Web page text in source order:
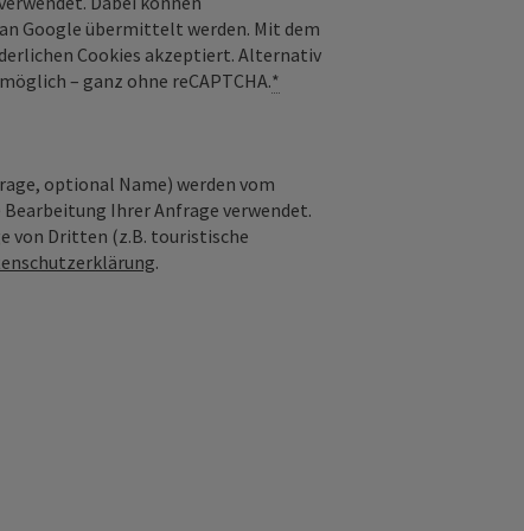
Google übermittelt werden. Mit dem
Cookies akzeptiert. Alternativ
– ganz ohne reCAPTCHA.*
optional Name) werden vom
Ihrer Anfrage verwendet.
von Dritten (z.B. touristische
.